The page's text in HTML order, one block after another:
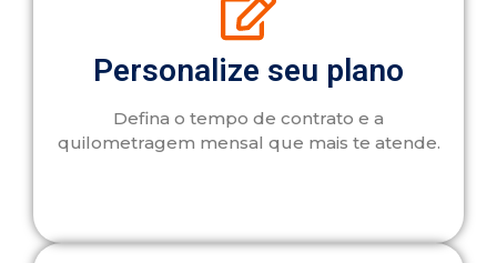
Personalize seu plano
Defina o tempo de contrato e a
quilometragem mensal que mais te atende.